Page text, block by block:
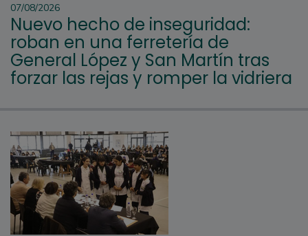
07/08/2026
Nuevo hecho de inseguridad:
roban en una ferretería de
General López y San Martín tras
forzar las rejas y romper la vidriera